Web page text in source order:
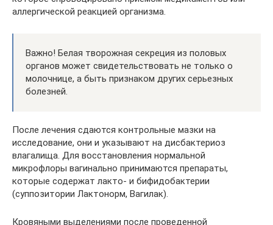
аллергической реакцией организма.
Важно! Белая творожная секреция из половых
органов может свидетельствовать не только о
молочнице, а быть признаком других серьезных
болезней.
После лечения сдаются контрольные мазки на
исследование, они и указывают на дисбактериоз
влагалища. Для восстановления нормальной
микрофлоры вагинально принимаются препараты,
которые содержат лакто- и бифидобактерии
(суппозитории Лактонорм, Вагилак).
Кровяными выделениями после проведенной